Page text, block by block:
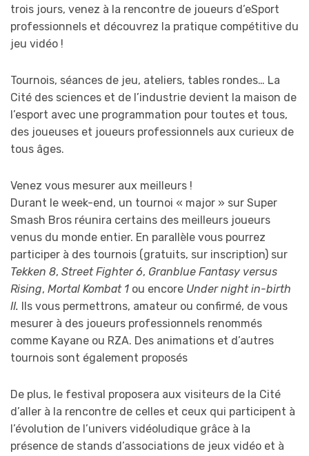
trois jours, venez à la rencontre de joueurs d’eSport
professionnels et découvrez la pratique compétitive du
jeu vidéo !
Tournois, séances de jeu, ateliers, tables rondes… La
Cité des sciences et de l’industrie devient la maison de
l’esport avec une programmation pour toutes et tous,
des joueuses et joueurs professionnels aux curieux de
tous âges.
Venez vous mesurer aux meilleurs !
Durant le week-end, un tournoi « major » sur Super
Smash Bros réunira certains des meilleurs joueurs
venus du monde entier. En parallèle vous pourrez
participer à des tournois (gratuits, sur inscription) sur
Tekken 8, Street Fighter 6, Granblue Fantasy versus
Rising, Mortal Kombat 1 ou encore Under night in-birth
II. Ils vous permettrons, amateur ou confirmé, de vous
mesurer à des joueurs professionnels renommés
comme Kayane ou RZA. Des animations et d’autres
tournois sont également proposés
De plus, le festival proposera aux visiteurs de la Cité
d’aller à la rencontre de celles et ceux qui participent à
l’évolution de l’univers vidéoludique grâce à la
présence de stands d’associations de jeux vidéo et à